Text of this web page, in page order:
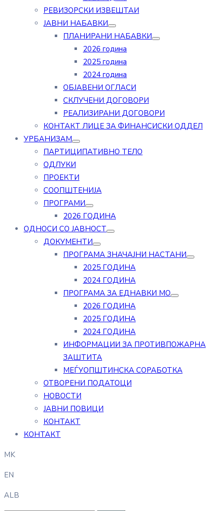
РЕВИЗОРСКИ ИЗВЕШТАИ
ЈАВНИ НАБАВКИ
ПЛАНИРАНИ НАБАВКИ
2026 година
2025 година
2024 година
ОБЈАВЕНИ ОГЛАСИ
СКЛУЧЕНИ ДОГОВОРИ
РЕАЛИЗИРАНИ ДОГОВОРИ
КОНТАКТ ЛИЦЕ ЗА ФИНАНСИСКИ ОДДЕЛ
УРБАНИЗАМ
ПАРТИЦИПАТИВНО ТЕЛО
ОДЛУКИ
ПРОЕКТИ
СООПШТЕНИЈА
ПРОГРАМИ
2026 ГОДИНА
ОДНОСИ СО ЈАВНОСТ
ДОКУМЕНТИ
ПРОГРАМА ЗНАЧАЈНИ НАСТАНИ
2025 ГОДИНА
2024 ГОДИНА
ПРОГРАМА ЗА ЕДНАВКИ МО
2026 ГОДИНА
2025 ГОДИНА
2024 ГОДИНА
ИНФОРМАЦИИ ЗА ПРОТИВПОЖАРНА
ЗАШТИТА
МЕЃУОПШТИНСКА СОРАБОТКА
ОТВОРЕНИ ПОДАТОЦИ
НОВОСТИ
ЈАВНИ ПОВИЦИ
КОНТАКТ
КОНТАКТ
MK
EN
ALB